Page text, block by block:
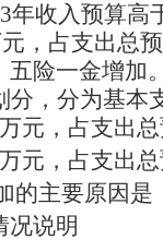
年收入预算高
，占支出总
五险一金增加
分，分为基
万元，占支出
万元，占支出
的主要原因是
况说明